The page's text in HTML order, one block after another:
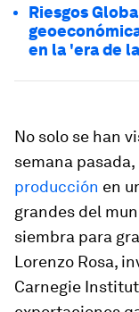
Riesgos
en la 'era de
No solo se han
semana
producción en
grandes del
siembra para
Lorenzo Rosa,
Carnegie